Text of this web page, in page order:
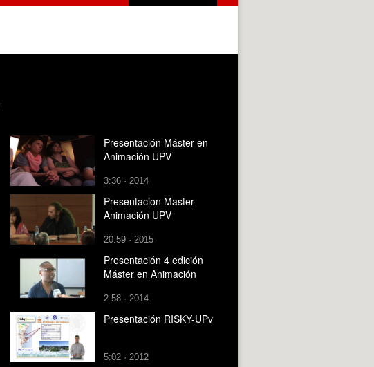
Presentación Máster en
Animación UPV
3:36 · 2014
Presentacion Master
Animación UPV
20:59 · 2015
Presentación 4 edición
Máster en Animación
2:58 · 2014
Presentación RISKY-UPv
5:02 · 2012